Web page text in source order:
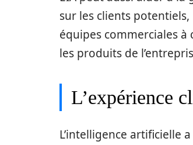
sur les clients
équipes commerciales à
les produits de
L’expérience
L’intelligence artificielle